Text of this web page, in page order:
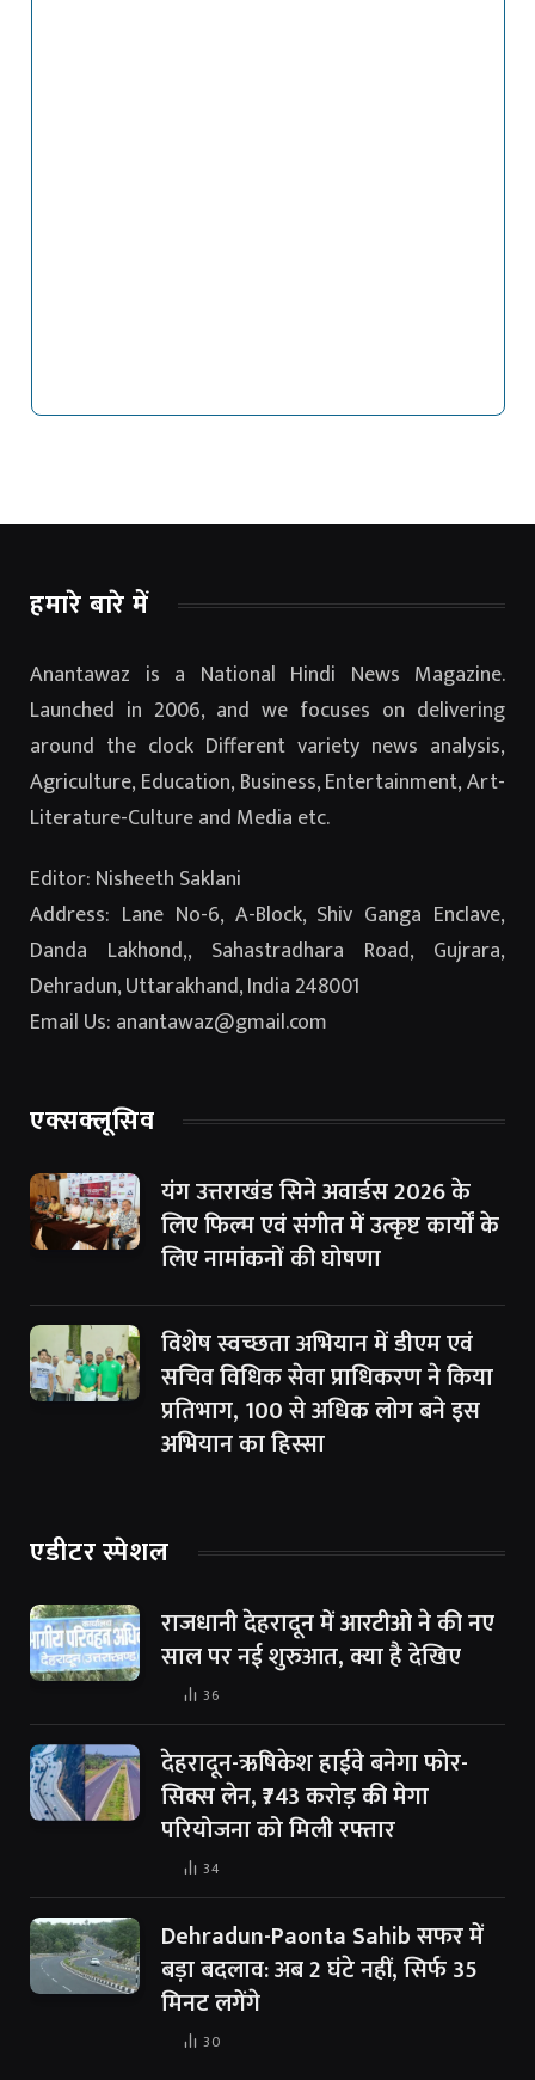
हमारे बारे में
Anantawaz is a National Hindi News Magazine.
Launched in 2006, and we focuses on delivering
around the clock Different variety news analysis,
Agriculture, Education, Business, Entertainment, Art-
Literature-Culture and Media etc.
Editor: Nisheeth Saklani
Address: Lane No-6, A-Block, Shiv Ganga Enclave,
Danda Lakhond,, Sahastradhara Road, Gujrara,
Dehradun, Uttarakhand, India 248001
Email Us: anantawaz@gmail.com
एक्सक्लूसिव
यंग उत्तराखंड सिने अवार्डस 2026 के
लिए फिल्म एवं संगीत में उत्कृष्ट कार्यों के
लिए नामांकनों की घोषणा
विशेष स्वच्छता अभियान में डीएम एवं
सचिव विधिक सेवा प्राधिकरण ने किया
प्रतिभाग, 100 से अधिक लोग बने इस
अभियान का हिस्सा
एडीटर स्पेशल
राजधानी देहरादून में आरटीओ ने की नए
साल पर नई शुरुआत, क्या है देखिए
36
देहरादून-ऋषिकेश हाईवे बनेगा फोर-
सिक्स लेन, ₹743 करोड़ की मेगा
परियोजना को मिली रफ्तार
34
Dehradun-Paonta Sahib सफर में
बड़ा बदलाव: अब 2 घंटे नहीं, सिर्फ 35
मिनट लगेंगे
30